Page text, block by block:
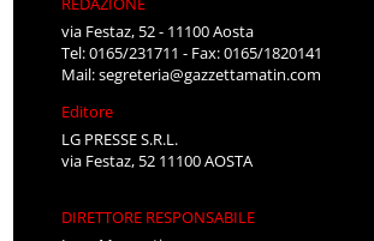
via Festaz, 52 - 11100 Aosta
Tel: 0165/231711 - Fax: 0165/1820141
Mail:segreteria@gazzettamatin.com
Editore
LG PRESSE S.R.L.
via Festaz, 52 11100 AOSTA
DIRETTORE RESPONSABILE